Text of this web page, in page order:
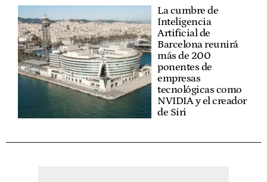
La cumbre de
Inteligencia
Artificial de
Barcelona reunirá
más de 200
ponentes de
empresas
tecnológicas como
NVIDIA y el creador
de Siri